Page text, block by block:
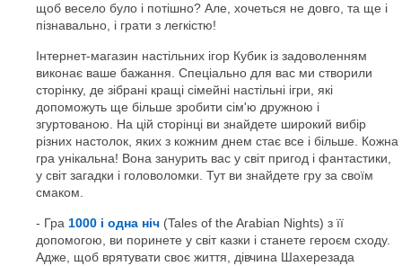
щоб весело було і потішно? Але, хочеться не довго, та ще і
пізнавально, і грати з легкістю!
Інтернет-магазин настільних ігор Кубик із задоволенням
виконає ваше бажання. Спеціально для вас ми створили
сторінку, де зібрані кращі сімейні настільні ігри, які
допоможуть ще більше зробити сім'ю дружною і
згуртованою. На цій сторінці ви знайдете широкий вибір
різних настолок, яких з кожним днем стає все і більше. Кожна
гра унікальна! Вона занурить вас у світ пригод і фантастики,
у світ загадки і головоломки. Тут ви знайдете гру за своїм
смаком.
Гра 1000 і одна ніч (Tales of the Arabian Nights) з її
допомогою, ви поринете у світ казки і станете героєм сходу.
Адже, щоб врятувати своє життя, дівчина Шахерезада